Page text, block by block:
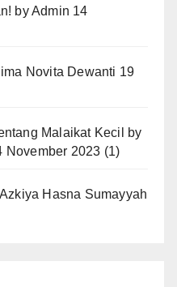
byAdmin 14
Novita Dewanti 19
Malaikat Kecil
by
November 2023 (1)
Azkiya Hasna Sumayyah